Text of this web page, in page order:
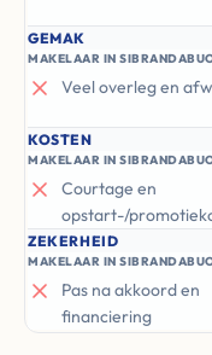
GEMAK
MAKELAAR IN
Veel overleg en
KOSTEN
MAKELAAR IN
Courtage en
opstart-/
ZEKERHEID
MAKELAAR IN
Pas na akkoord en
financiering